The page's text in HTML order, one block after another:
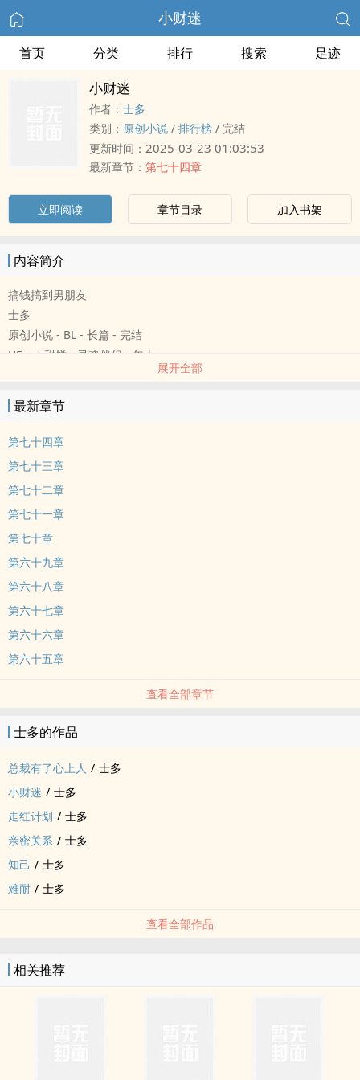
小财迷
首页 分类 排行 搜索 足迹
小财迷
作者： 士多
类别： 原创小说 / 排行榜 / 完结
更新时间： 2025-03-23 01:03:53
最新章节： 第七十四章
立即阅读 章节目录 加入书架
内容简介
搞钱搞到男朋友
士多
原创小说 - BL - 长篇 - 完结
HE - 小甜饼 - 灵魂伴侣 - 年上
雄”的滋味就发现自己是大冤种。更糟糕的是，他这个冤种的心好像被
一个小骗子骗走了……
下：“当时就你的车最好，我想他肯定不敢跟上来。”
“还有呢？”
“还有……”秦杳呆呆地思考了一会，然后摇头，“没了。”
沈修竹暗自失笑，伸出的手指落在了秦杳的脸颊上，轻轻一捏，叹
道：“小财迷~”
好久不见～＼（＾∀＾）メ（＾∀＾）ノ
献上小甜文一枚吖～
展开全部
最新章节
第七十四章
第七十三章
第七十二章
第七十一章
第七十章
第六十九章
第六十八章
第六十七章
第六十六章
第六十五章
查看全部章节
士多的作品
总裁有了心上人 / 士多
小财迷 / 士多
走红计划 / 士多
亲密关系 / 士多
知己 / 士多
难耐 / 士多
查看全部作品
相关推荐